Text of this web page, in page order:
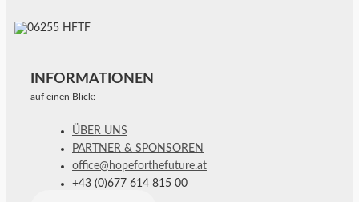
INFORMATIONEN
auf einen Blick:
ÜBER UNS
PARTNER & SPONSOREN
office@hopeforthefuture.at
+43 (0)677 614 815 00